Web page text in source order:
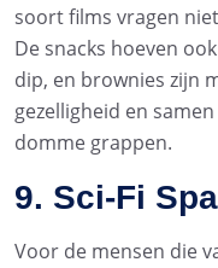
soort films vragen
De snacks hoeven
dip, en brownies zijn
gezelligheid en
domme grappen.
9. Sci-Fi
Voor de mensen die